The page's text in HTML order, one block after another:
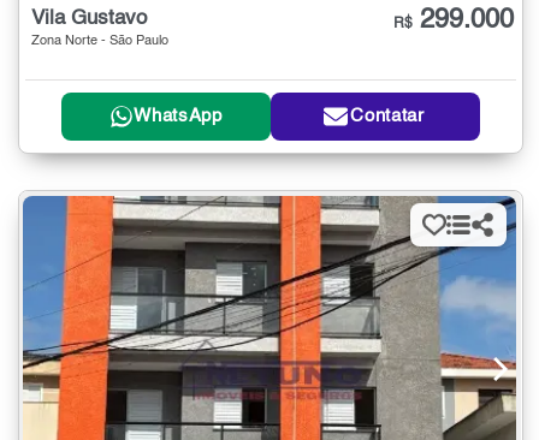
Vila Gustavo
Zona Norte - São Paulo
R$ 299.000
WhatsApp Contatar